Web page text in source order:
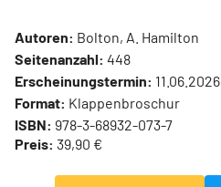
Autoren: Bolton, A. Hamilton
Seitenanzahl: 448
Erscheinungstermin: 11.06.2026
Format: Klappenbroschur
ISBN: 978-3-68932-073-7
Preis: 39,90 €